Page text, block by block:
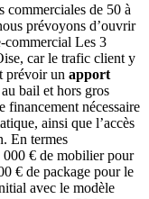
commerciales de 50 à
prévoyons d’ouvrir
commercial Les 3
car le trafic client y
prévoir un apport
bail et hors gros
financement nécessaire
ainsi que l’accès
En termes
000 € de mobilier pour
€ de package pour le
avec le modèle